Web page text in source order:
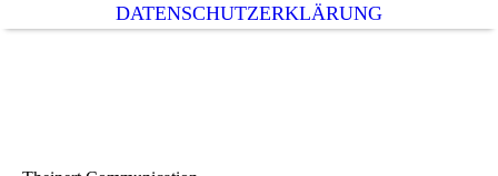
DATENSCHUTZERKLÄRUNG